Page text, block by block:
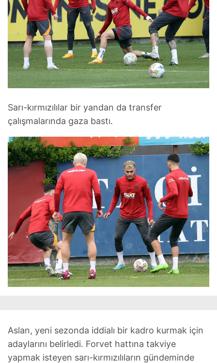
Sarı-kırmızılılar bir yandan da transfer
çalışmalarında gaza bastı.
Aslan, yeni sezonda iddialı bir kadro kurmak için
adaylarını belirledi. Forvet hattına takviye
yapmak isteyen sarı-kırmızılıların gündeminde